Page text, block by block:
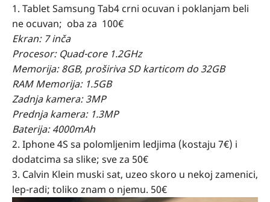
1. Tablet Samsung Tab4 crni ocuvan i poklanjam beli
ne ocuvan; oba za 100€
Ekran: 7 inča
Procesor: Quad-core 1.2GHz
Memorija: 8GB, proširiva SD karticom do 32GB
RAM Memorija: 1.5GB
Zadnja kamera: 3MP
Prednja kamera: 1.3MP
Baterija: 4000mAh
2. Iphone 4S sa polomljenim ledjima (kostaju 7€) i
dodatcima sa slike; sve za 50€
3. Calvin Klein muski sat, uzeo skoro u nekoj zamenici,
lep-radi; toliko znam o njemu. 50€